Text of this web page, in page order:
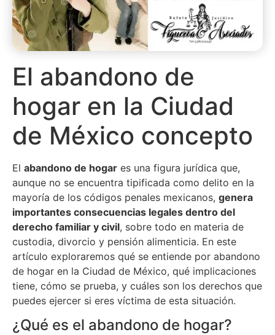
El abandono de
hogar en la Ciudad
de México concepto
El abandono de hogar es una figura jurídica que,
aunque no se encuentra tipificada como delito en la
mayoría de los códigos penales mexicanos, genera
importantes consecuencias legales dentro del
derecho familiar y civil, sobre todo en materia de
custodia, divorcio y pensión alimenticia. En este
artículo exploraremos qué se entiende por abandono
de hogar en la Ciudad de México, qué implicaciones
tiene, cómo se prueba, y cuáles son los derechos que
puedes ejercer si eres víctima de esta situación.
¿Qué es el abandono de hogar?